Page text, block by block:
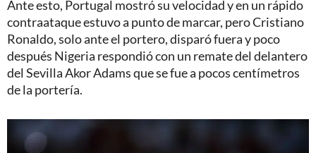
Ante esto, Portugal mostró su velocidad y en un rápido
contraataque estuvo a punto de marcar, pero Cristiano
Ronaldo, solo ante el portero, disparó fuera y poco
después Nigeria respondió con un remate del delantero
del Sevilla Akor Adams que se fue a pocos centímetros
de la portería.